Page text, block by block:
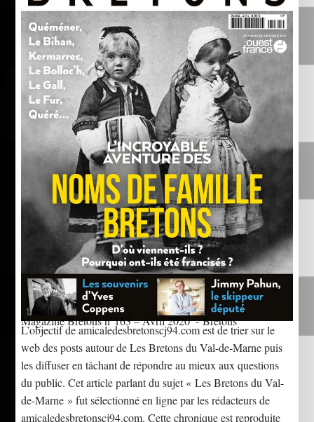
Magazine Bretons n°163 – Avril 2020- Bretons
L’objectif de amicaledesbretonscj94.com est de trier sur le
web des posts autour de Les Bretons du Val-de-Marne puis
les diffuser en tâchant de répondre au mieux aux questions
du public. Cet article parlant du sujet « Les Bretons du Val-
de-Marne » fut sélectionné en ligne par les rédacteurs de
amicaledesbretonscj94.com. Cette chronique est reproduite